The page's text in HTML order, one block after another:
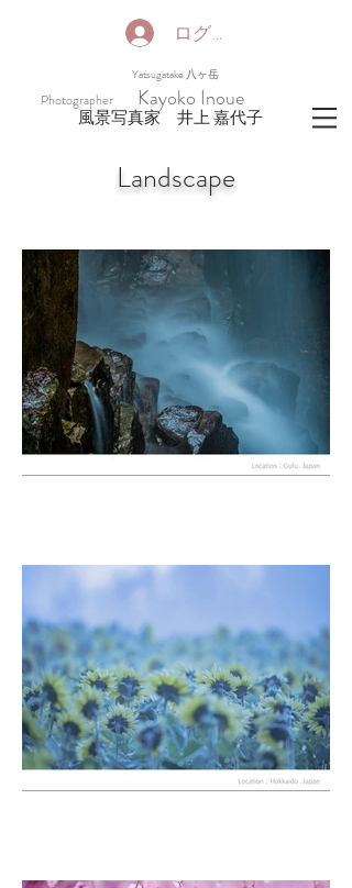
ログイン
​Yatsugatake 八ヶ岳
Photographer Kayoko Inoue
​風景写真家 井上 嘉代子
Landscape